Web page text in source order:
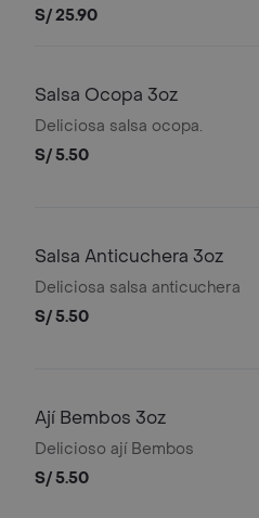
S/ 25.90
Salsa Ocopa 3oz
Deliciosa salsa ocopa.
S/ 5.50
Salsa Anticuchera 3oz
Deliciosa salsa anticuchera
S/ 5.50
Ají Bembos 3oz
Delicioso ají Bembos
S/ 5.50